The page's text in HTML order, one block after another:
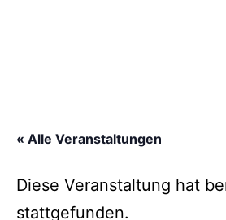
« Alle Veranstaltungen
Diese Veranstaltung hat
stattgefunden.